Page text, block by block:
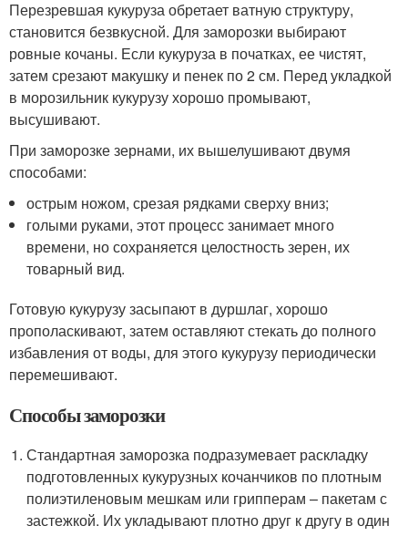
Перезревшая кукуруза обретает ватную структуру,
становится безвкусной. Для заморозки выбирают
ровные кочаны. Если кукуруза в початках, ее чистят,
затем срезают макушку и пенек по 2 см. Перед укладкой
в морозильник кукурузу хорошо промывают,
высушивают.
При заморозке зернами, их вышелушивают двумя
способами:
острым ножом, срезая рядками сверху вниз;
голыми руками, этот процесс занимает много
времени, но сохраняется целостность зерен, их
товарный вид.
Готовую кукурузу засыпают в дуршлаг, хорошо
прополаскивают, затем оставляют стекать до полного
избавления от воды, для этого кукурузу периодически
перемешивают.
Способы заморозки
Стандартная заморозка подразумевает раскладку
подготовленных кукурузных кочанчиков по плотным
полиэтиленовым мешкам или грипперам – пакетам с
застежкой. Их укладывают плотно друг к другу в один